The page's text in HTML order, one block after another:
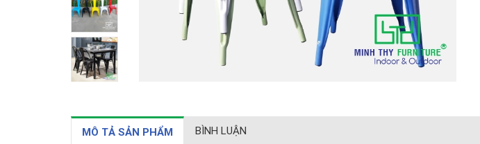
MÔ TẢ SẢN PHẨM BÌNH LUẬN